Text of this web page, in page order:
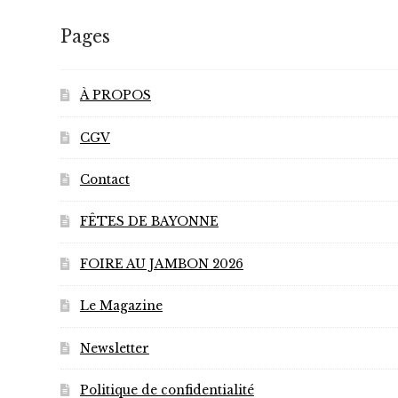
du
Pages
À PROPOS
CGV
Contact
FÊTES DE BAYONNE
FOIRE AU JAMBON 2026
Le Magazine
Newsletter
Politique de confidentialité